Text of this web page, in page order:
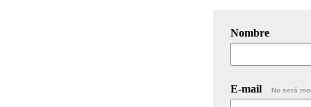
Nombre
E-mail No será